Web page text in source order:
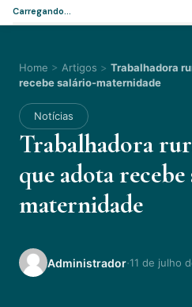
Home > Artigos > Trabalhadora
recebe salário-maternidade
Notícias
Trabalhadora
que adota
maternidade
Administrador·11 de julho
Carregando...